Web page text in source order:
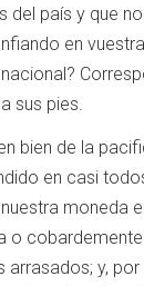
del país y que
en
sus pies.
bien de la
en casi
moneda
o
y, por